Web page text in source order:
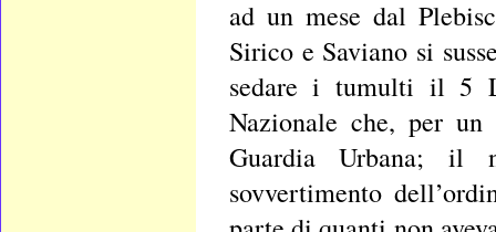
ad un mese dal
Sirico e Saviano si
sedare i tumulti il 5
Nazionale che, per un
Guardia Urbana; il
sovvertimento